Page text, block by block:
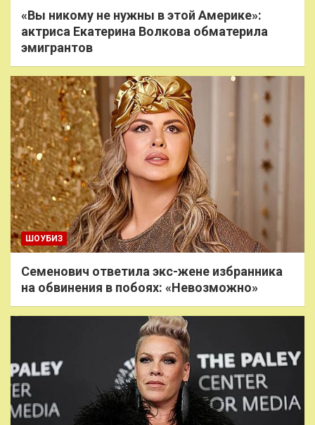
«Вы никому не нужны в этой Америке»:
актриса Екатерина Волкова обматерила
эмигрантов
ШОУБИЗ
Семенович ответила экс-жене избранника
на обвинения в побоях: «Невозможно»